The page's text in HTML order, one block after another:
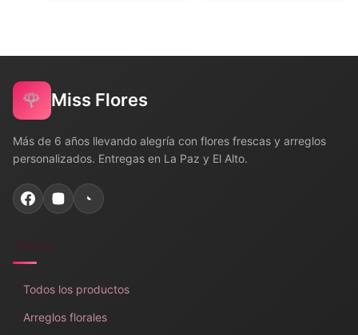
🌹 Miss Flores
Más de 6 años llevando alegría con flores frescas y arreglos
personalizados. Entregas en La Paz y El Alto.
Todos los productos
Arreglos florales